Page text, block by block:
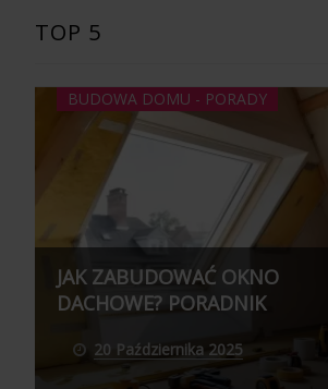
TOP 5
BUDOWA DOMU - PORADY
JAK ZABUDOWAĆ OKNO
DACHOWE? PORADNIK
20 Października 2025